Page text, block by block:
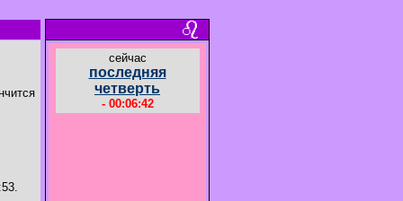
cейчас
последняя
четверть
- 00:06:42